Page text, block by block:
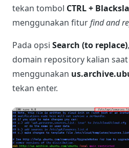
tekan tombol CTRL +
menggunakan fiturfind and
Pada opsi Search (to replace)
domain repository kalian
menggunakan
tekan enter.